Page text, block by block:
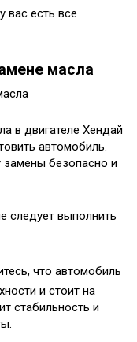
вас есть все
масла
в двигателе Хендай
автомобиль.
безопасно и
следует выполнить
что автомобиль
и стоит на
стабильность и